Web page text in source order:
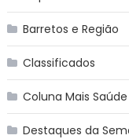
Barretos e Região
Classificados
Coluna Mais Saúde
Destaques da